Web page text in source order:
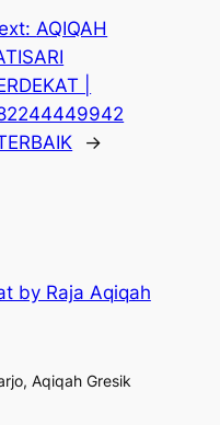
AQIQAH
|
→
by Raja Aqiqah
Aqiqah Gresik